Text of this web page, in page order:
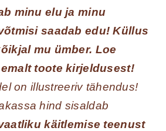
minu elu ja minu
saadab edu! Küllus
mu ümber. Loe
toote kirjeldusest!
on illustreeriv tähendus!
hind sisaldab
käitlemise teenust